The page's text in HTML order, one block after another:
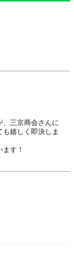
三京商会さんに
嬉しく即決しま
す！